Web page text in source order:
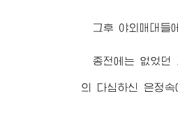
그후 야외매대들
종전에는 없었던
의 다심하신 은정속